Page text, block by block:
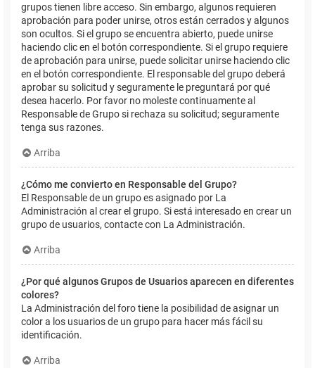
grupos tienen libre acceso. Sin embargo, algunos requieren
aprobación para poder unirse, otros están cerrados y algunos
son ocultos. Si el grupo se encuentra abierto, puede unirse
haciendo clic en el botón correspondiente. Si el grupo requiere
de aprobación para unirse, puede solicitar unirse haciendo clic
en el botón correspondiente. El responsable del grupo deberá
aprobar su solicitud y seguramente le preguntará por qué
desea hacerlo. Por favor no moleste continuamente al
Responsable de Grupo si rechaza su solicitud; seguramente
tenga sus razones.
Arriba
¿Cómo me convierto en Responsable del Grupo?
El Responsable de un grupo es asignado por La
Administración al crear el grupo. Si está interesado en crear un
grupo de usuarios, contacte con La Administración.
Arriba
¿Por qué algunos Grupos de Usuarios aparecen en diferentes
colores?
La Administración del foro tiene la posibilidad de asignar un
color a los usuarios de un grupo para hacer más fácil su
identificación.
Arriba